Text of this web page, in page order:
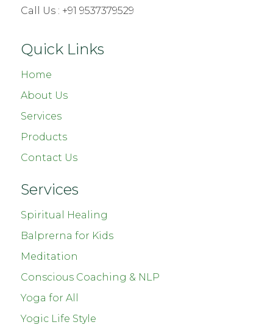
Call Us : +91 9537379529
Quick Links
Home
About Us
Services
Products
Contact Us
Services
Spiritual Healing
Balprerna for Kids
Meditation
Conscious Coaching & NLP
Yoga for All
Yogic Life Style